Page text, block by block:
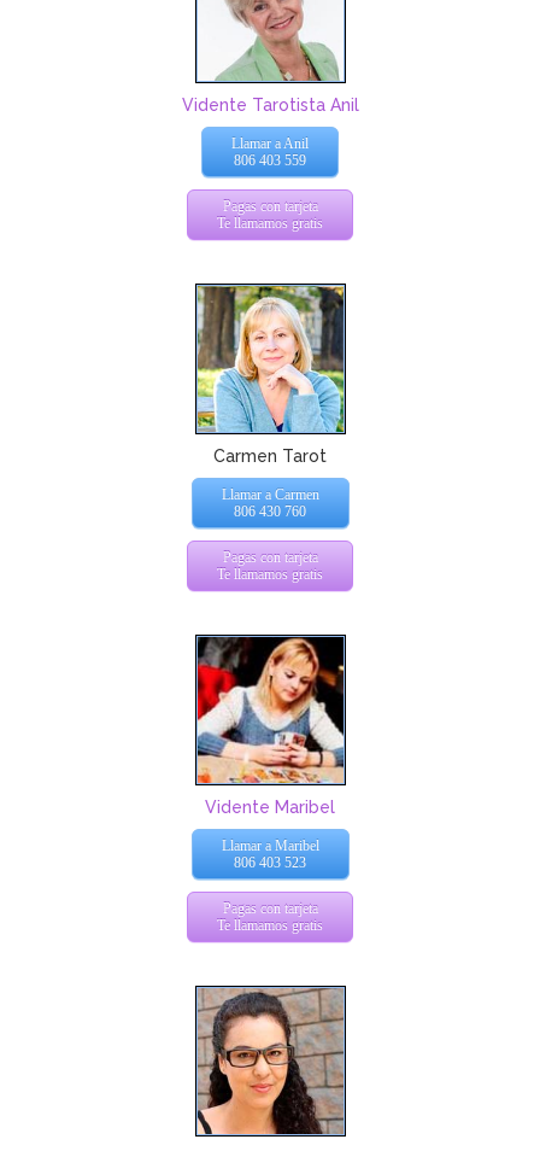
Vidente Tarotista Anil
Llamar a Anil
806 403 559
Pagas con tarjeta
Te llamamos gratis
Carmen Tarot
Llamar a Carmen
806 430 760
Pagas con tarjeta
Te llamamos gratis
Vidente Maribel
Llamar a Maribel
806 403 523
Pagas con tarjeta
Te llamamos gratis